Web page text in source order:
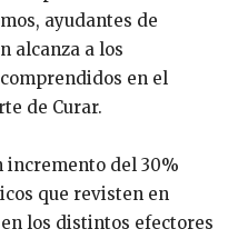
ayudantes de
alcanza a los
en el
de Curar.
incremento del 30%
que revisten en
los distintos efectores